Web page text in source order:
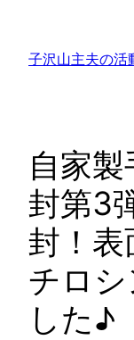
子沢山主夫の活
自家
封第3
封！表
チロシ
した♪